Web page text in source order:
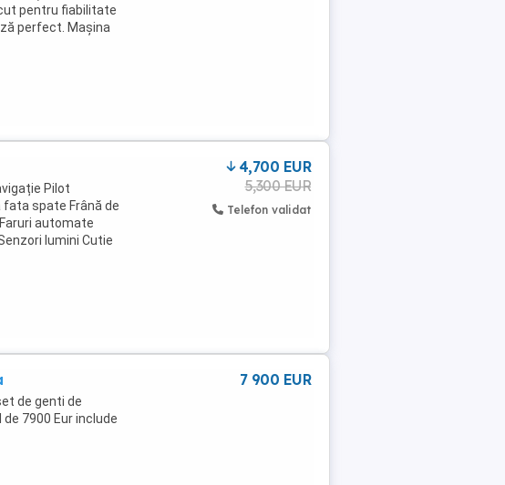
pentru fiabilitate
perfect. Mașina
Pilot
spate Frână de
automate
lumini Cutie
4,700 EUR
5,300 EUR
Telefon validat
de genti de
7900 Eur include
7 900 EUR